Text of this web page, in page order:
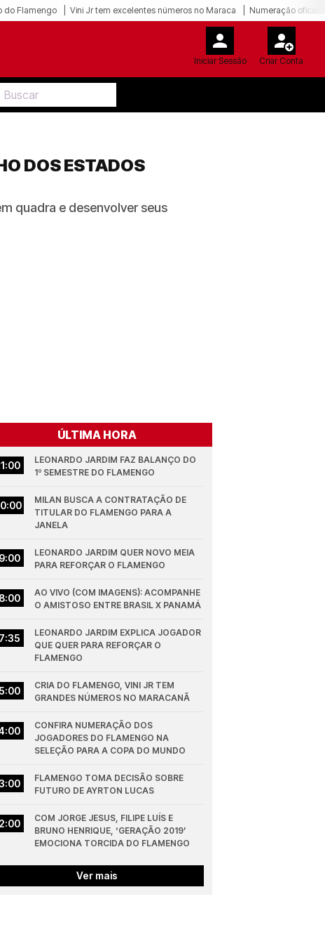
do Flamengo Vini Jr tem excelentes números no Maraca Numeração oficial
Iniciar Sessão Criar Conta
DOS ESTADOS
quadra e desenvolver seus
ÚLTIMA HORA
LEONARDO JARDIM FAZ BALANÇO DO
1º SEMESTRE DO FLAMENGO
MILAN BUSCA A CONTRATAÇÃO DE
TITULAR DO FLAMENGO PARA A
JANELA
LEONARDO JARDIM QUER NOVO MEIA
PARA REFORÇAR O FLAMENGO
AO VIVO (COM IMAGENS): ACOMPANHE
O AMISTOSO ENTRE BRASIL X PANAMÁ
LEONARDO JARDIM EXPLICA JOGADOR
QUE QUER PARA REFORÇAR O
FLAMENGO
CRIA DO FLAMENGO, VINI JR TEM
GRANDES NÚMEROS NO MARACANÃ
CONFIRA NUMERAÇÃO DOS
JOGADORES DO FLAMENGO NA
SELEÇÃO PARA A COPA DO MUNDO
FLAMENGO TOMA DECISÃO SOBRE
FUTURO DE AYRTON LUCAS
COM JORGE JESUS, FILIPE LUÍS E
BRUNO HENRIQUE, ‘GERAÇÃO 2019’
EMOCIONA TORCIDA DO FLAMENGO
Ver mais